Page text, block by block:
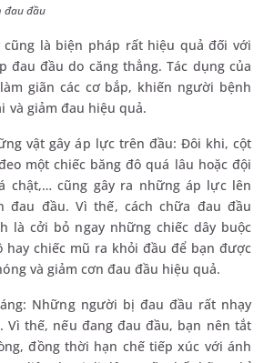
đau đầu
cũng là biện pháp rất hiệu quả đối với
đau đầu do căng thẳng. Tác dụng của
giãn các cơ bắp, khiến người bệnh
và giảm đau hiệu quả.
vật gây áp lực trên đầu: Đôi khi, cột
một chiếc băng đô quá lâu hoặc đội
chật,… cũng gây ra những áp lực lên
đau đầu. Vì thế, cách chữa đau đầu
là cởi bỏ ngay những chiếc dây buộc
hay chiếc mũ ra khỏi đầu để bạn được
và giảm cơn đau đầu hiệu quả.
Những người bị đau đầu rất nhạy
Vì thế, nếu đang đau đầu, bạn nên tắt
đồng thời hạn chế tiếp xúc với ánh